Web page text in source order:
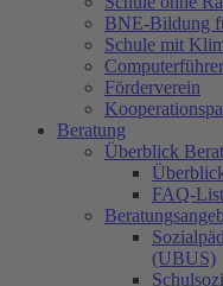
BNE-Bildung
Schule mit
Förderverein
Beratung
Überblick
FAQ-
(UBUS)